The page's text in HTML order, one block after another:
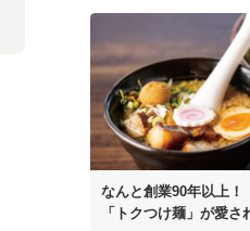
なんと創業90年以上！
「トクつけ麺」が愛さ